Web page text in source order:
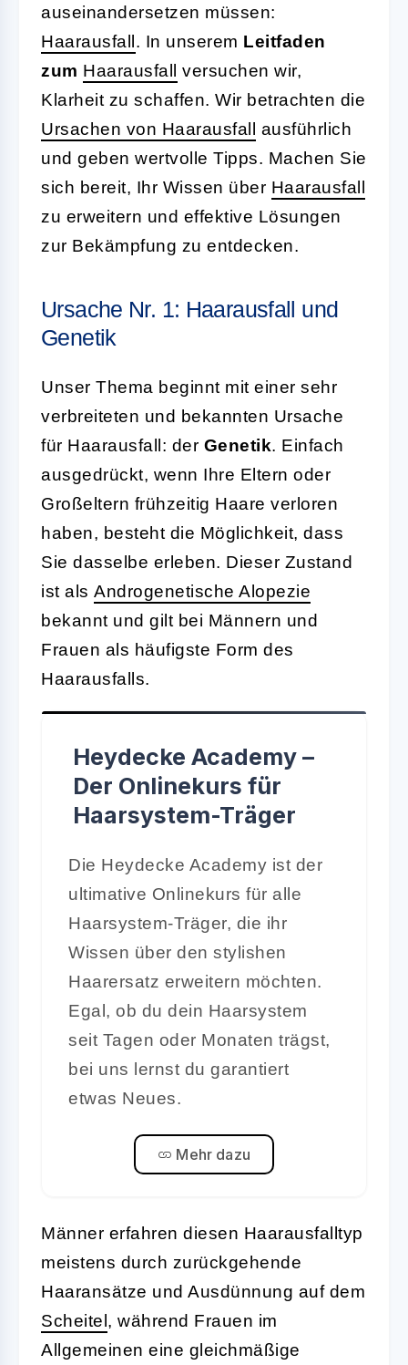
auseinandersetzen müssen:
Haarausfall . In unserem Leitfaden
zum Haarausfall
versuchen wir,
Klarheit zu schaffen. Wir betrachten die
Ursachen von Haarausfall
ausführlich
und geben wertvolle Tipps. Machen Sie
sich bereit, Ihr Wissen über Haarausfall
zu erweitern und effektive Lösungen
zur Bekämpfung zu entdecken.
Ursache Nr. 1: Haarausfall und
Genetik
Unser Thema beginnt mit einer sehr
verbreiteten und bekannten Ursache
für Haarausfall: der Genetik. Einfach
ausgedrückt, wenn Ihre Eltern oder
Großeltern frühzeitig Haare verloren
haben, besteht die Möglichkeit, dass
Sie dasselbe erleben. Dieser Zustand
ist als Androgenetische Alopezie
bekannt und gilt bei Männern und
Frauen als häufigste Form des
Haarausfalls.
Heydecke Academy –
Der Onlinekurs für
Haarsystem-Träger
Die Heydecke Academy ist der
ultimative Onlinekurs für alle
Haarsystem-Träger, die ihr
Wissen über den stylishen
Haarersatz erweitern möchten.
Egal, ob du dein Haarsystem
seit Tagen oder Monaten trägst,
bei uns lernst du garantiert
etwas Neues.
Mehr dazu
Männer erfahren diesen Haarausfalltyp
meistens durch zurückgehende
Haaransätze und Ausdünnung auf dem
Scheitel , während Frauen im
Allgemeinen eine gleichmäßige